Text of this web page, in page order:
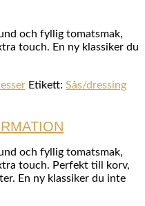
och fyllig tomatsmak,
touch. En ny klassiker du
Etikett: Sås/dressing
och fyllig tomatsmak,
touch. Perfekt till korv,
En ny klassiker du inte